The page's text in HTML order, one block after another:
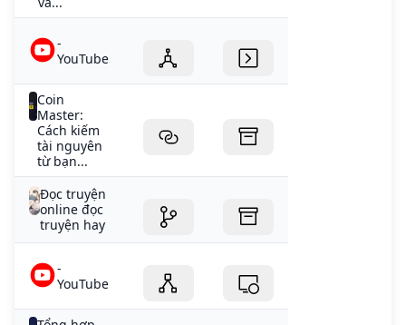
-
YouTube
Coin
Master:
Cách kiếm
tài nguyên
từ bạn...
Đọc truyện
online đọc
truyện hay
-
YouTube